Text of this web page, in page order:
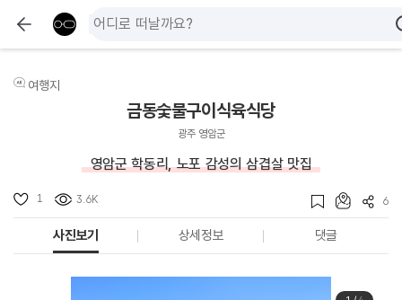
여행지
금동숯불구이식육식당
광주 영암군
영암군 학동리, 노포 감성의 삼겹살 맛집
1 3.6K 6
사진보기 상세정보 댓글